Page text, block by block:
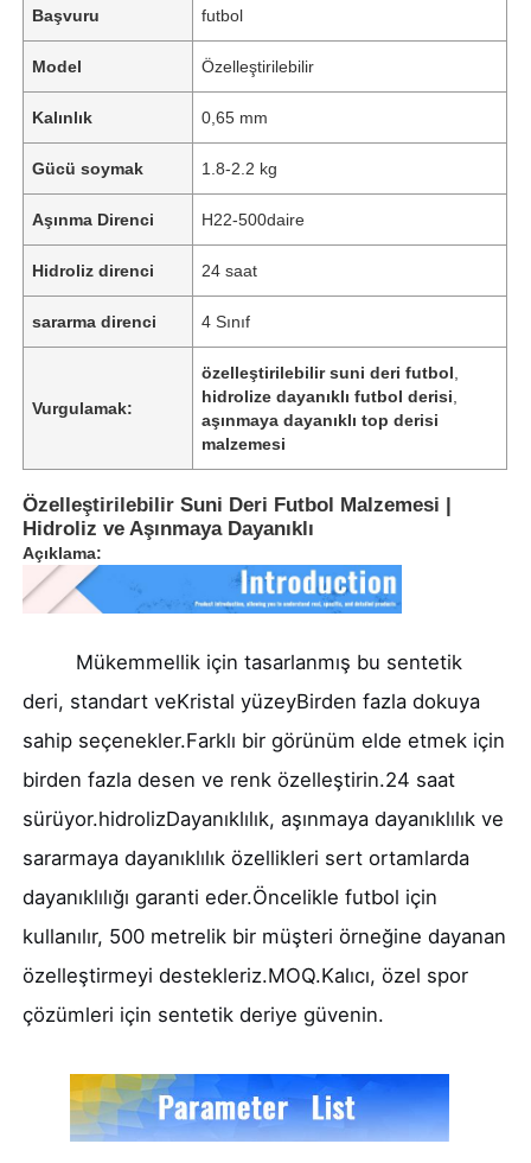
Evde
Bizim Hakkımızda
Başvuru futbol
Model Özelleştirilebilir
Kalınlık 0,65 mm
Gücü soymak 1.8-2.2 kg
Aşınma Direnci H22-500daire
Hidroliz direnci 24 saat
sararma direnci 4 Sınıf
Vurgulamak:
özelleştirilebilir suni deri futbol
hidrolize dayanıklı futbol derisi
aşınmaya dayanıklı top derisi
malzemesi
Özelleştirilebilir Suni Deri Futbol Malzemesi |
Hidroliz ve Aşınmaya Dayanıklı
Açıklama:
Mükemmellik için tasarlanmış bu sentetik
deri, standart veKristal yüzeyBirden fazla dokuya
sahip seçenekler.Farklı bir görünüm elde etmek için
birden fazla desen ve renk özelleştirin.24 saat
sürüyor.hidrolizDayanıklılık, aşınmaya dayanıklılık ve
sararmaya dayanıklılık özellikleri sert ortamlarda
dayanıklılığı garanti eder.Öncelikle futbol için
kullanılır, 500 metrelik bir müşteri örneğine dayanan
özelleştirmeyi destekleriz.MOQ.Kalıcı, özel spor
çözümleri için sentetik deriye güvenin.